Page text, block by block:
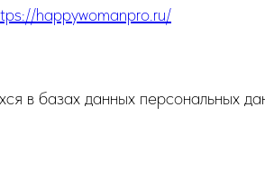
happywomanpro.ru/
в базах данных персональных